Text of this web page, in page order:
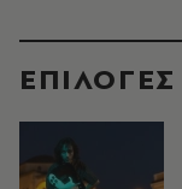
EΠΙΛΟΓΈΣ